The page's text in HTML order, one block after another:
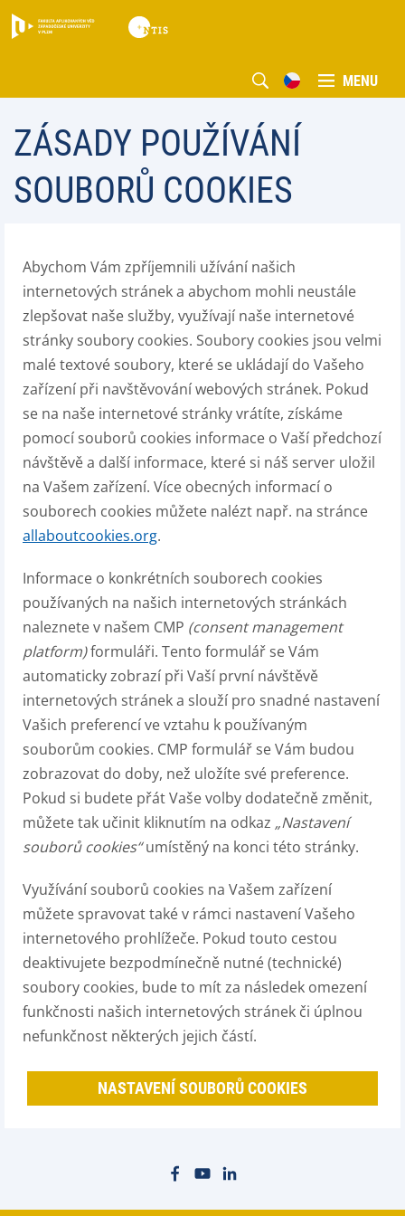
MENU
ZÁSADY POUŽÍVÁNÍ
SOUBORŮ COOKIES
Abychom Vám zpříjemnili užívání našich
internetových stránek a abychom mohli neustále
zlepšovat naše služby, využívají naše internetové
stránky soubory cookies. Soubory cookies jsou velmi
malé textové soubory, které se ukládají do Vašeho
zařízení při navštěvování webových stránek. Pokud
se na naše internetové stránky vrátíte, získáme
pomocí souborů cookies informace o Vaší předchozí
návštěvě a další informace, které si náš server uložil
na Vašem zařízení. Více obecných informací o
souborech cookies můžete nalézt např. na stránce
allaboutcookies.org.
Informace o konkrétních souborech cookies
používaných na našich internetových stránkách
naleznete v našem CMP (consent management
platform)formuláři. Tento formulář se Vám
automaticky zobrazí při Vaší první návštěvě
internetových stránek a slouží pro snadné nastavení
Vašich preferencí ve vztahu k používaným
souborům cookies. CMP formulář se Vám budou
zobrazovat do doby, než uložíte své preference.
Pokud si budete přát Vaše volby dodatečně změnit,
můžete tak učinit kliknutím na odkaz „Nastavení
souborů cookies“umístěný na konci této stránky.
Využívání souborů cookies na Vašem zařízení
můžete spravovat také v rámci nastavení Vašeho
internetového prohlížeče. Pokud touto cestou
deaktivujete bezpodmínečně nutné (technické)
soubory cookies, bude to mít za následek omezení
funkčnosti našich internetových stránek či úplnou
nefunkčnost některých jejich částí.
NASTAVENÍ SOUBORŮ COOKIES